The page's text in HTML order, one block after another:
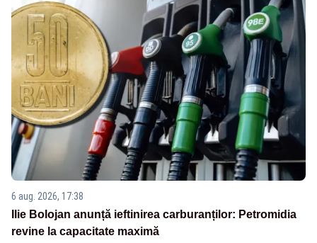
6 aug. 2026, 17:38
Ilie Bolojan anunță ieftinirea carburanților: Petromidia
revine la capacitate maximă